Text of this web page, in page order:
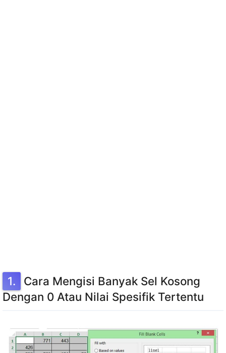
Cara Mengisi Banyak Sel Kosong
Dengan 0 Atau Nilai Spesifik Tertentu